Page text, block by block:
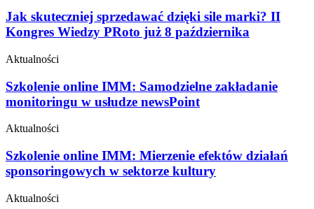
Jak skuteczniej sprzedawać dzięki sile marki? II
Kongres Wiedzy PRoto już 8 października
Aktualności
Szkolenie online IMM: Samodzielne zakładanie
monitoringu w usłudze newsPoint
Aktualności
Szkolenie online IMM: Mierzenie efektów działań
sponsoringowych w sektorze kultury
Aktualności